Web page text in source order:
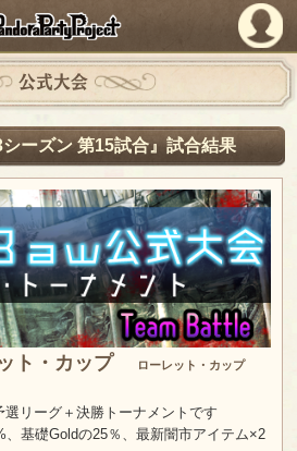
PandoraPartyProject
公式大会
ーズン 第15試合』試合結果
ト・カップ ローレット・カップ
リーグ＋決勝トーナメントです
基礎Goldの25％、最新闇市アイテム×2